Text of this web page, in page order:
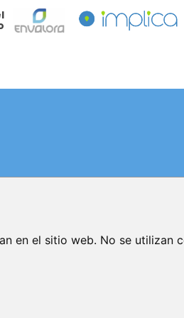
en el sitio web. No se utilizan